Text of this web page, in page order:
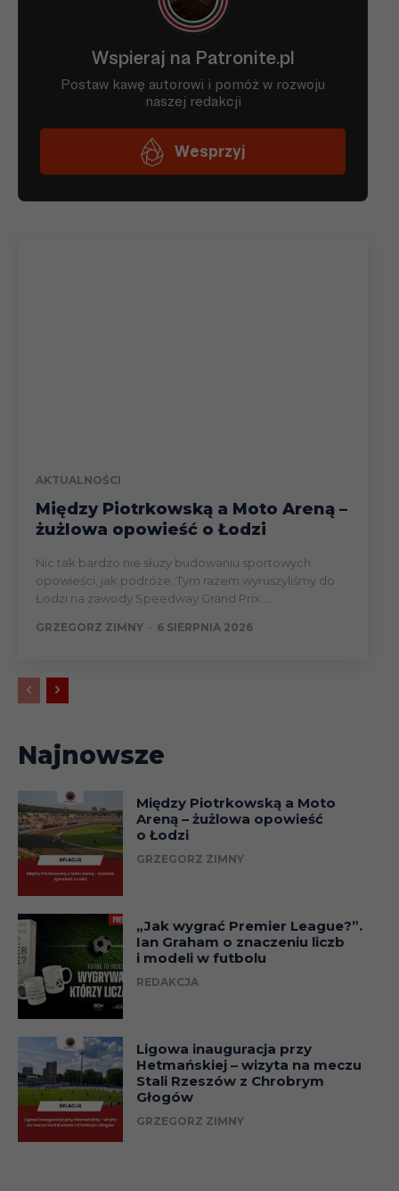
AKTUALNOŚCI
Między Piotrkowską a Moto Areną –
żużlowa opowieść o Łodzi
Nic tak bardzo nie służy budowaniu sportowych
opowieści, jak podróże. Tym razem wyruszyliśmy do
Łodzi na zawody Speedway Grand Prix....
GRZEGORZ ZIMNY - 6 SIERPNIA 2026
Najnowsze
Między Piotrkowską a Moto
Areną – żużlowa opowieść
o Łodzi
GRZEGORZ ZIMNY
„Jak wygrać Premier League?”.
Ian Graham o znaczeniu liczb
i modeli w futbolu
REDAKCJA
Ligowa inauguracja przy
Hetmańskiej – wizyta na meczu
Stali Rzeszów z Chrobrym
Głogów
GRZEGORZ ZIMNY